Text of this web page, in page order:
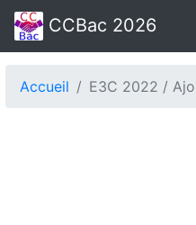
CCBac 2026
Accueil E3C 2022 /